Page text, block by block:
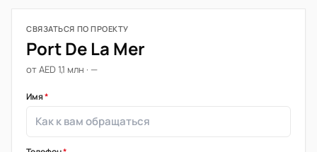
СВЯЗАТЬСЯ ПО ПРОЕКТУ
Port De La Mer
от AED 1,1 млн · —
Имя*